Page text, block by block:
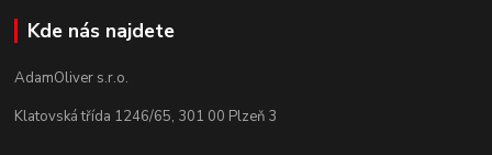
Kde nás najdete
AdamOliver s.r.o.
Klatovská třída 1246/65, 301 00 Plzeň 3